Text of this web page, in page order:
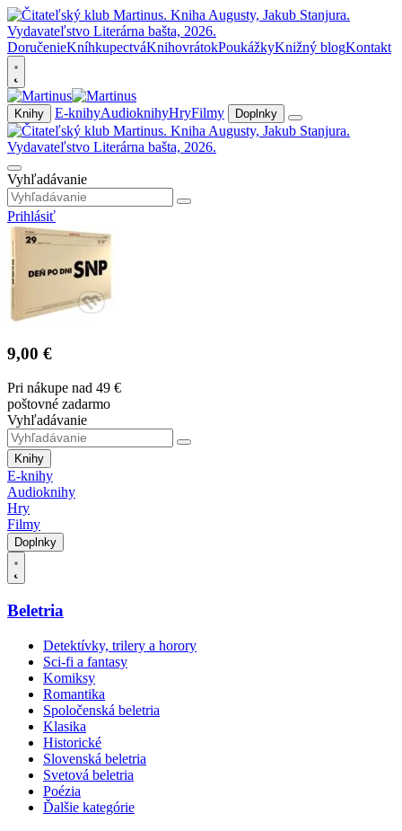
DoručenieKníhkupectváKnihovrátokPoukážkyKnižný blogKontakt
Knihy E-knihyAudioknihyHryFilmy Doplnky
Vyhľadávanie
Prihlásiť
9,00 €
Pri nákupe nad 49 €
poštovné zadarmo
Vyhľadávanie
Knihy
E-knihy
Audioknihy
Hry
Filmy
Doplnky
Beletria
Detektívky, trilery a horory
Sci-fi a fantasy
Komiksy
Romantika
Spoločenská beletria
Klasika
Historické
Slovenská beletria
Svetová beletria
Poézia
Ďalšie kategórie